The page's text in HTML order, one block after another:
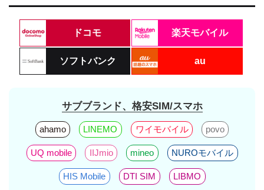
ドコモ 楽天モバイル
ソフトバンク au
サブブランド、格安SIM/スマホ
ahamo LINEMO ワイモバイル povo
UQ mobile IIJmio mineo NUROモバイル
HIS Mobile DTI SIM LIBMO